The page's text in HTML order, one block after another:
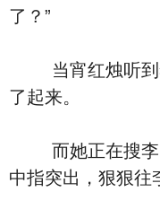
了？”
当宵红烛听到
了起来。
而她正在搜李
中指突出，狠狠往